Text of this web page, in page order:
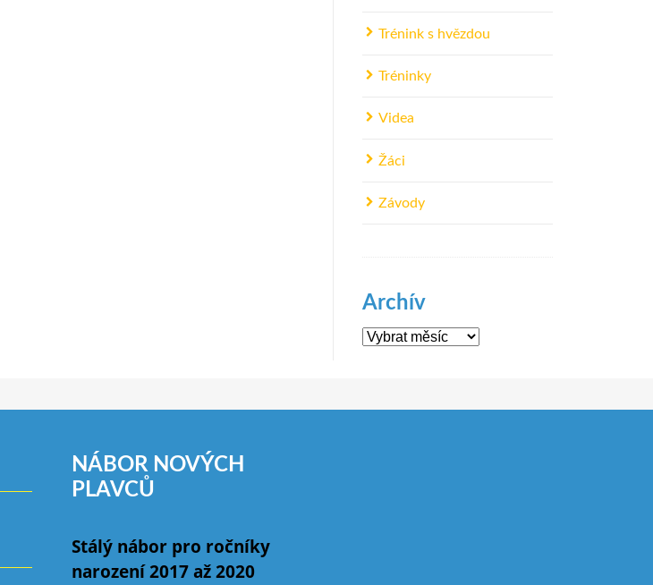
Trénink s hvězdou
Tréninky
Videa
Žáci
Závody
Archív
Archív
NÁBOR NOVÝCH
PLAVCŮ
Stálý nábor pro ročníky
narození 2017 až 2020